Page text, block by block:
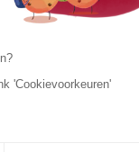
voorbehouden